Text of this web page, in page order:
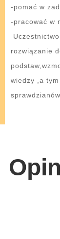
-pomać w
-pracować w
rozwiązanie
wiedzy ,a